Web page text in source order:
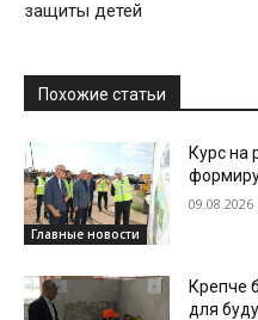
защиты детей
Похожие статьи
Главные новости
Курс на
09.08.2026
Крепче
для